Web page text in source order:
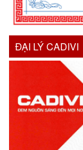
ĐẠI LÝ CADIVI